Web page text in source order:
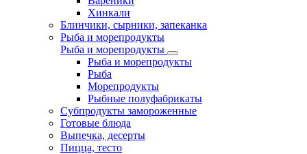
Хинкали
Блинчики, сырники, запеканка
Рыба и морепродукты
Рыба и морепродукты
Рыба и морепродукты
Рыба
Морепродукты
Рыбные полуфабрикаты
Субпродукты замороженные
Готовые блюда
Выпечка, десерты
Пицца, тесто